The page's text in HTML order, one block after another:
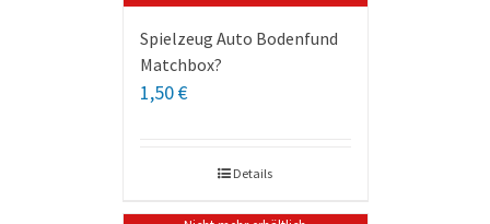
Spielzeug Auto Bodenfund
Matchbox?
1,50€
Details